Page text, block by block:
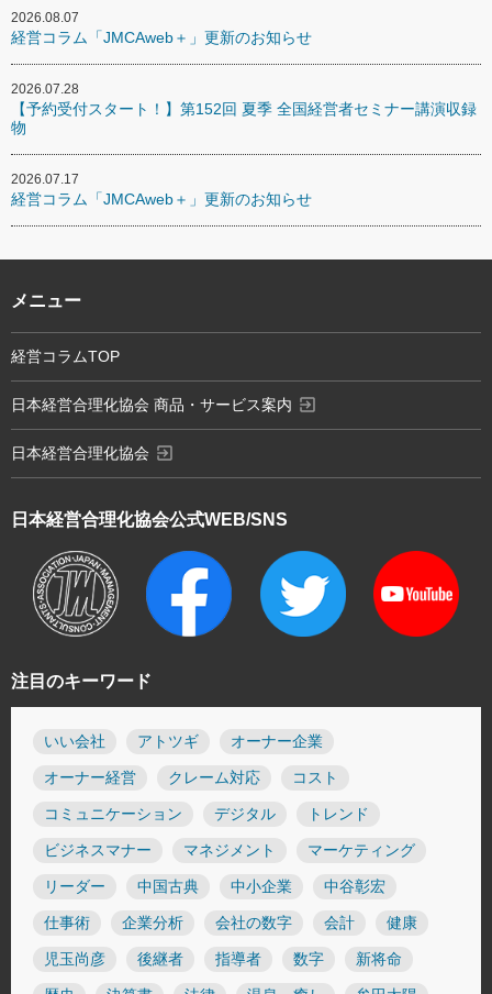
2026.08.07
経営コラム「JMCAweb＋」更新のお知らせ
2026.07.28
【予約受付スタート！】第152回 夏季 全国経営者セミナー講演収録
物
2026.07.17
経営コラム「JMCAweb＋」更新のお知らせ
注目のキーワード
いい会社 アトツギ オーナー企業
オーナー経営 クレーム対応 コスト
コミュニケーション デジタル トレンド
ビジネスマナー マネジメント マーケティング
リーダー 中国古典 中小企業 中谷彰宏
仕事術 企業分析 会社の数字 会計 健康
児玉尚彦 後継者 指導者 数字 新将命
日本経営合理化協会公式WEB/SNS
メニュー
経営コラムTOP
日本経営合理化協会 商品・サービス案内 exit_to_app
日本経営合理化協会 exit_to_app